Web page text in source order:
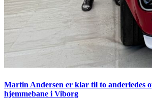
Martin Andersen er klar til to anderledes
hjemmebane i Viborg